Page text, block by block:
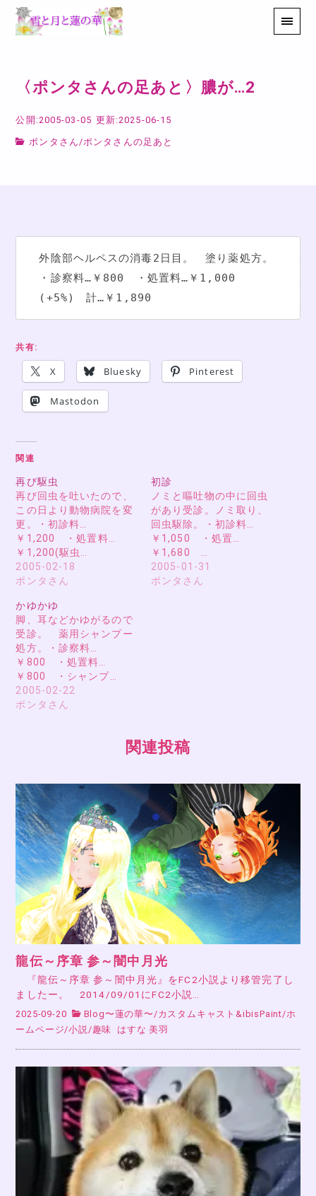
〈ポンタさんの足あと〉膿が…2
公開:2005-03-05 更新:2025-06-15
ポンタさん /ポンタさんの足あと
外陰部ヘルペスの消毒2日目。　塗り薬処方。
・診察料…￥800　・処置料…￥1,000
(+5%)　計…￥1,890
共有:
X Bluesky Pinterest
Mastodon
関連
再び駆虫
再び回虫を吐いたので、
この日より動物病院を変
更。・初診料…
￥1,200 ・処置料…
￥1,200(駆虫…
2005-02-18
ポンタさん
初診
ノミと嘔吐物の中に回虫
があり受診。ノミ取り、
回虫駆除。・初診料…
￥1,050 ・処置…
￥1,680 …
2005-01-31
ポンタさん
かゆかゆ
脚、耳などかゆがるので
受診。 薬用シャンプー
処方。・診察料…
￥800 ・処置料…
￥800 ・シャンプ…
2005-02-22
ポンタさん
関連投稿
龍伝～序章 参～闇中月光
『龍伝～序章 参～闇中月光』をFC2小説より移管完了し
ましたー。 2014/09/01にFC2小説…
2025-09-20 Blog〜蓮の華〜/カスタムキャスト&ibisPaint/ホ
ームページ/小説/趣味 はすな 美羽